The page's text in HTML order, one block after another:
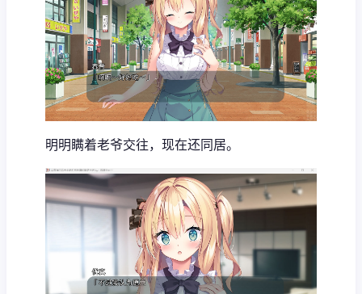
明明瞒着老爷交往，现在还同居。